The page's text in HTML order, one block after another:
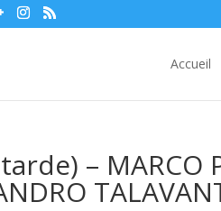
Accueil
– MARCO